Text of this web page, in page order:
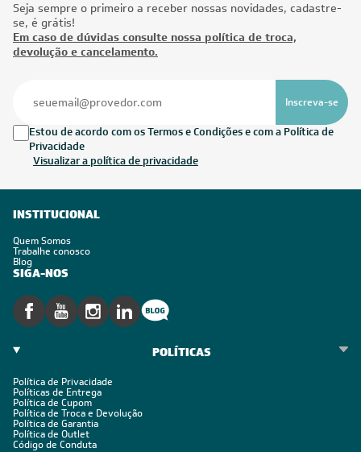
Seja sempre o primeiro a receber nossas novidades, cadastre-
se, é grátis!
Em caso de dúvidas consulte nossa política de troca,
devolução e cancelamento.
Inscreva-se
Estou de acordo com os Termos e Condições e com a Política de
Privacidade
Visualizar a política de privacidade
INSTITUCIONAL
Quem Somos
Trabalhe conosco
Blog
SIGA-NOS
POLÍTICAS
Política de Privacidade
Políticas de Entrega
Política de Cupom
Política de Troca e Devolução
Política de Garantia
Política de Outlet
Código de Conduta